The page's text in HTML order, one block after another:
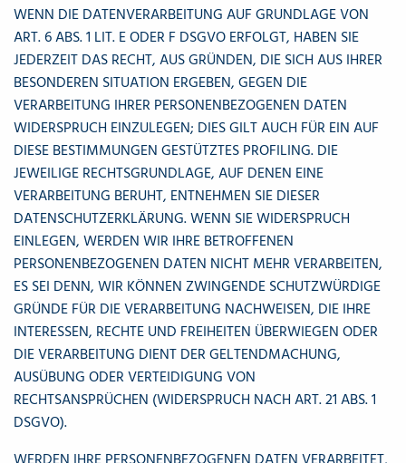
WENN DIE DATENVERARBEITUNG AUF GRUNDLAGE VON
ART. 6 ABS. 1 LIT. E ODER F DSGVO ERFOLGT, HABEN SIE
JEDERZEIT DAS RECHT, AUS GRÜNDEN, DIE SICH AUS IHRER
BESONDEREN SITUATION ERGEBEN, GEGEN DIE
VERARBEITUNG IHRER PERSONENBEZOGENEN DATEN
WIDERSPRUCH EINZULEGEN; DIES GILT AUCH FÜR EIN AUF
DIESE BESTIMMUNGEN GESTÜTZTES PROFILING. DIE
JEWEILIGE RECHTSGRUNDLAGE, AUF DENEN EINE
VERARBEITUNG BERUHT, ENTNEHMEN SIE DIESER
DATENSCHUTZERKLÄRUNG. WENN SIE WIDERSPRUCH
EINLEGEN, WERDEN WIR IHRE BETROFFENEN
PERSONENBEZOGENEN DATEN NICHT MEHR VERARBEITEN,
ES SEI DENN, WIR KÖNNEN ZWINGENDE SCHUTZWÜRDIGE
GRÜNDE FÜR DIE VERARBEITUNG NACHWEISEN, DIE IHRE
INTERESSEN, RECHTE UND FREIHEITEN ÜBERWIEGEN ODER
DIE VERARBEITUNG DIENT DER GELTENDMACHUNG,
AUSÜBUNG ODER VERTEIDIGUNG VON
RECHTSANSPRÜCHEN (WIDERSPRUCH NACH ART. 21 ABS. 1
DSGVO).